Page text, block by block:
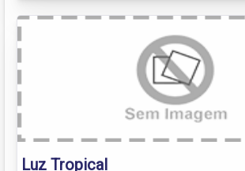
Luz Tropical